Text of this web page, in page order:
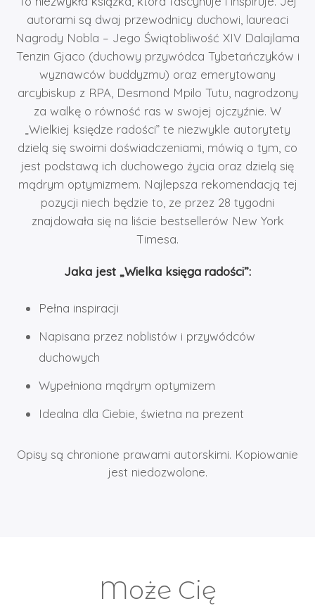
autorami są dwaj przewodnicy duchowi, laureaci
Nagrody Nobla – Jego Świątobliwość XIV Dalajlama
Tenzin Gjaco (duchowy przywódca Tybetańczyków i
wyznawców buddyzmu) oraz emerytowany
arcybiskup z RPA, Desmond Mpilo Tutu, nagrodzony
za walkę o równość ras w swojej ojczyźnie. W
„Wielkiej księdze radości” te niezwykle autorytety
dzielą się swoimi doświadczeniami, mówią o tym, co
jest podstawą ich duchowego życia oraz dzielą się
mądrym optymizmem. Najlepsza rekomendacją tej
pozycji niech będzie to, ze przez 28 tygodni
znajdowała się na liście bestsellerów New York
Timesa.
Jaka jest „Wielka księga radości”:
Pełna inspiracji
Napisana przez noblistów i przywódców
duchowych
Wypełniona mądrym optymizem
Idealna dla Ciebie, świetna na prezent
Opisy są chronione prawami autorskimi. Kopiowanie
jest niedozwolone.
Może Cię